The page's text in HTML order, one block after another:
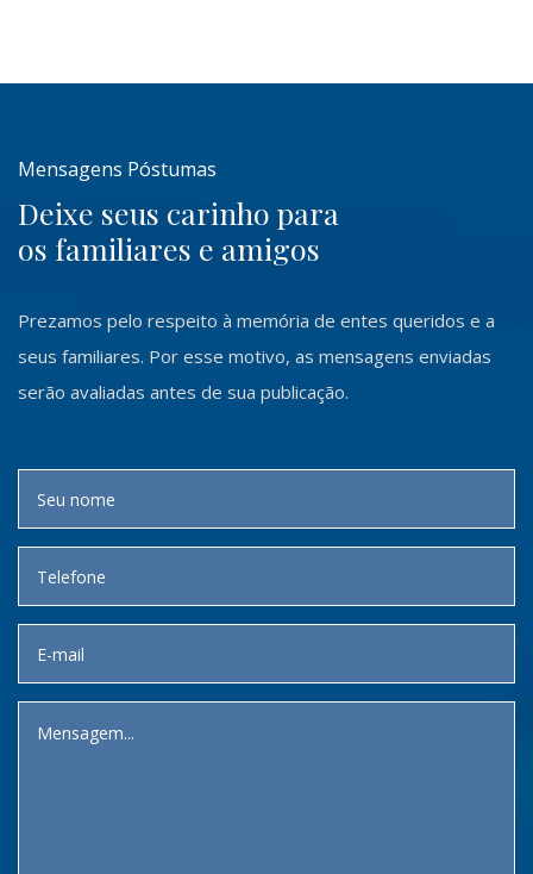
Mensagens Póstumas
Deixe seus carinho para
os familiares e amigos
Prezamos pelo respeito à memória de entes queridos e a
seus familiares. Por esse motivo, as mensagens enviadas
serão avaliadas antes de sua publicação.